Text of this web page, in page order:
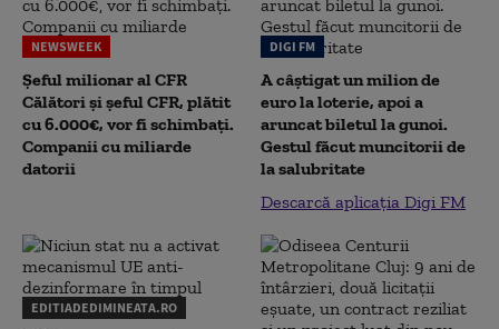
NEWSWEEK
Șeful milionar al CFR
Călători și șeful CFR, plătit
cu 6.000€, vor fi schimbați.
Companii cu miliarde
datorii
DIGI FM
A câștigat un milion de
euro la loterie, apoi a
aruncat biletul la gunoi.
Gestul făcut muncitorii de
la salubritate
Descarcă aplicația Digi FM
EDITIADEDIMINEATA.RO